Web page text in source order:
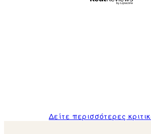
Δείτε περισσότερες